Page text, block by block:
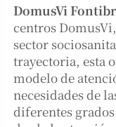
DomusVi
centros
sector
trayectoria, esta
modelo de
necesidades de
diferentes